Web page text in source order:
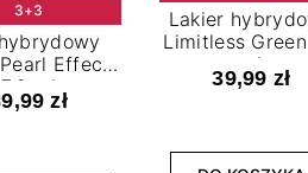
3+3
Effect
7,2 ml
zł
Lakier
Limitless
ml
39,99 zł